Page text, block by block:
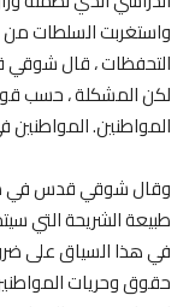
واستغربت السلطات من
التحفظات ، قال شوقي
لكن المشكلة ، حسب
المواطنين.
وقال شوقي قدس في
طبيعة الشريحة التي
في هذا السياق على
حقوق وحريات